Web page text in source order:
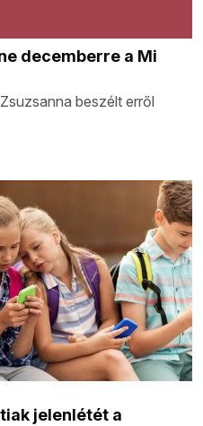
decemberre a Mi
beszélt erről
jelenlétét a